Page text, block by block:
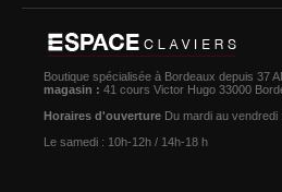
Boutique spécialisée à Bordeaux depuis 37
magasin : 41 cours Victor Hugo 33000
Horaires d'ouverture Du mardi au
Le samedi : 10h-12h / 14h-18 h